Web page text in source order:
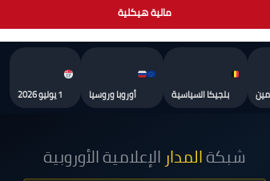
مالية هيكلية
بلجيكا السياسية أوروبا وروسيا
شبكةالمدار الإعلامية الأوروبية